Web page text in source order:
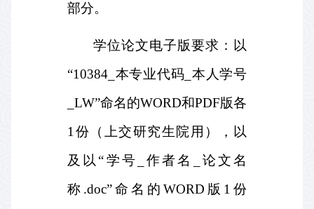
部分。
学位论文电子版要求：以
“10384_ 本专业代码 本人学号
_LW”命名的WORD和PDF版各
1份（上交研究生院用），以
及以“学号
作者名
论文名
称 .doc”命名的 WORD 版 1 份